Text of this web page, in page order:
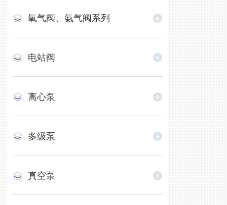
氧气阀、氨气阀系列
电站阀
离心泵
多级泵
真空泵